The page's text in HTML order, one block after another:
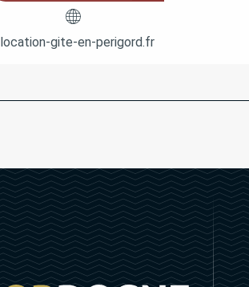
location-gite-en-perigord.fr